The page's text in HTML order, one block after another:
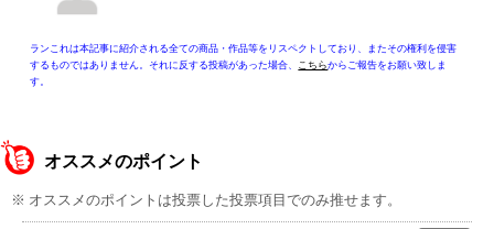
ランこれは本記事に紹介される全ての商品・作品等をリスペクトしており、またその権利を侵害
するものではありません。それに反する投稿があった場合、 こちらからご報告をお願い致しま
す。
オススメのポイント
※ オススメのポイントは投票した投票項目でのみ推せます。